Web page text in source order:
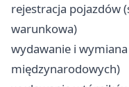
rejestracja pojazdów
warunkowa)
wydawanie i
międzynarodowych)